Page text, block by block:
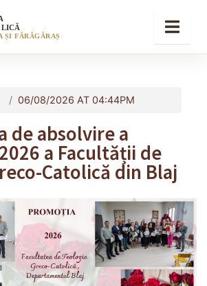
ȘI FĂRĂGĂRAȘ
06/08/2026 AT 04:44PM
de absolvire a
a Facultății de
Catolică din Blaj